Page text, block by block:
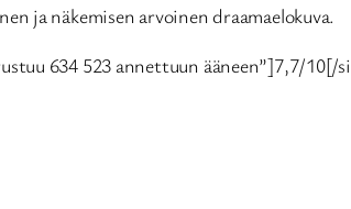
ja näkemisen arvoinen draamaelokuva.
634 523 annettuun ääneen”]7,7/10[/